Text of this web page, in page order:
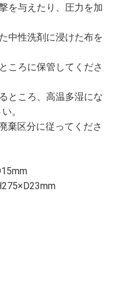
を与えたり、圧力を加
中性洗剤に浸けた布を
ころに保管してくださ
ところ、高温多湿にな
。
棄区分に従ってくださ